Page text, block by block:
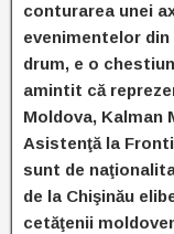
conturarea unei
evenimentelor din
drum, e o
amintit că
Moldova, Kalman
Asistenţă la
sunt de
de la Chişinău
cetăţenii